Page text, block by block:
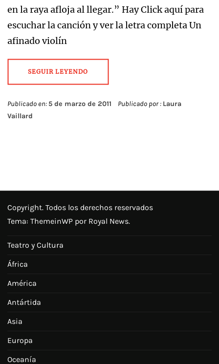
en la raya afloja al llegar.” Hay Click aquí para
escuchar la canción y ver la letra completa Un
afinado violín
SEGUIR LEYENDO
Publicado en: 5 de marzo de 2011 Publicado por : Laura
Vaillard
Copyright. Todos los derechos reservados
Tema: ThemeinWP por Royal News.
Teatro y Cultura
África
América
Antártida
Asia
Europa
Oceanía